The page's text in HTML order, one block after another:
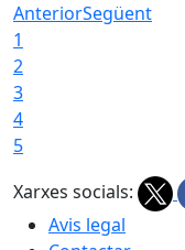
AnteriorSegüent
1
2
3
4
5
Xarxes socials:
Avis legal